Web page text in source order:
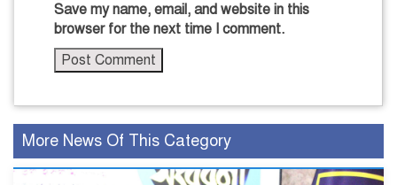
Save my name, email, and website in this
browser for the next time I comment.
More News Of This Category